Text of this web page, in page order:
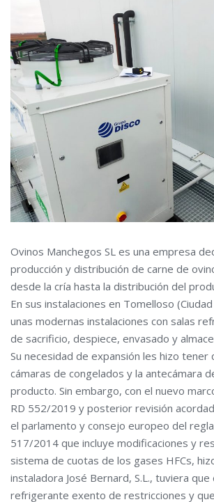
Ovinos Manchegos SL es una empresa
producción y distribución de carne de
desde la cría hasta la distribución del
En sus instalaciones en Tomelloso
unas modernas instalaciones con salas
de sacrificio, despiece, envasado y
Su necesidad de expansión les hizo tener
cámaras de congelados y la antecámara
producto. Sin embargo, con el nuevo
RD 552/2019 y posterior revisión
el parlamento y consejo europeo del
517/2014 que incluye modificaciones y
sistema de cuotas de los gases HFCs,
instaladora José Bernard, S.L., tuviera que
refrigerante exento de restricciones y